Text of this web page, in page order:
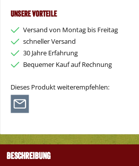
Unsere Vorteile
Versand von Montag bis Freitag
schneller Versand
30 Jahre Erfahrung
Bequemer Kauf auf Rechnung
Dieses Produkt weiterempfehlen:
Beschreibung